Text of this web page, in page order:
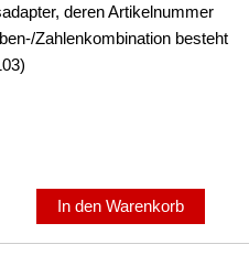
deren Artikelnummer
Zahlenkombination besteht
In den Warenkorb